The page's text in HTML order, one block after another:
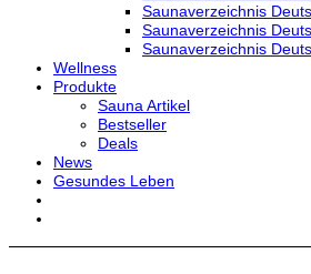
Saunaverzeichnis
Saunaverzeichnis
Saunaverzeichnis
Wellness
Produkte
Sauna Artikel
Bestseller
Deals
News
Gesundes Leben